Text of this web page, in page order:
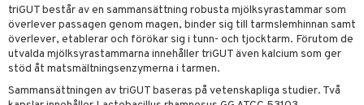
triGUT består av en sammansättning robusta mjölksyrastammar som
överlever passagen genom magen, binder sig till tarmslemhinnan samt
överlever, etablerar och förökar sig i tunn- och tjocktarm. Förutom de
utvalda mjölksyrastammarna innehåller triGUT även kalcium som ger
stöd åt matsmältningsenzymerna i tarmen.
Sammansättningen av triGUT baseras på vetenskapliga studier. Två
& avgiftning